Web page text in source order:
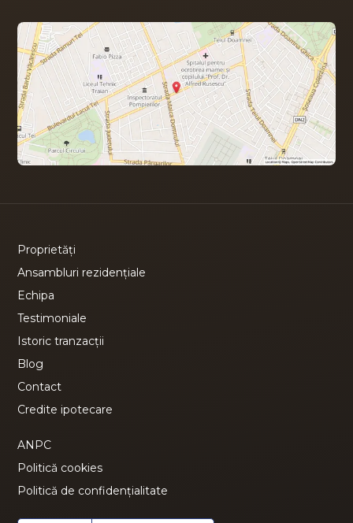
Proprietăți
Ansambluri rezidențiale
Echipa
Testimoniale
Istoric tranzacții
Blog
Contact
Credite ipotecare
ANPC
Politică cookies
Politică de confidențialitate